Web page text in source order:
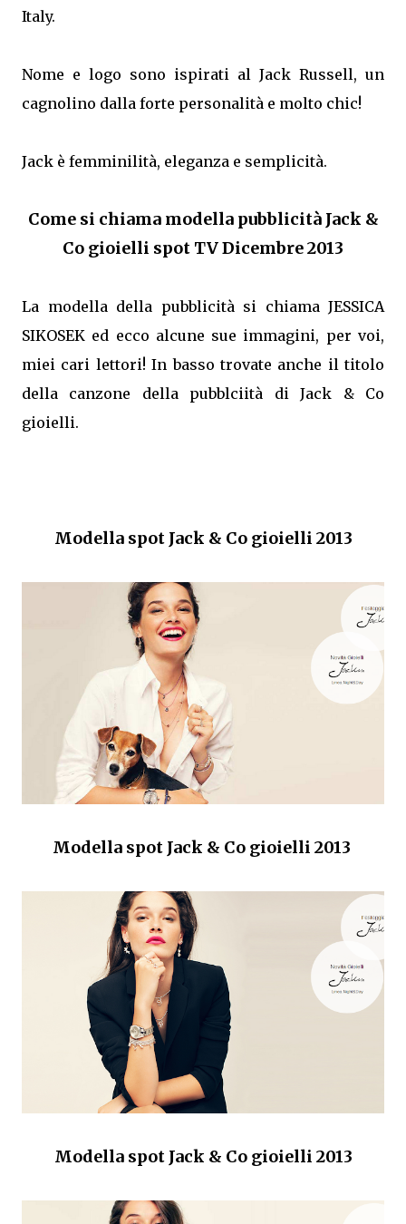
Italy.
Nome e logo sono ispirati al Jack Russell, un
cagnolino dalla forte personalità e molto chic!
Jack è femminilità, eleganza e semplicità.
Come si chiama modella pubblicità Jack &
Co gioielli spot TV Dicembre 2013
La modella della pubblicità si chiama JESSICA
SIKOSEK ed ecco alcune sue immagini, per voi,
miei cari lettori! In basso trovate anche il titolo
della canzone della pubblciità di Jack & Co
gioielli.
Modella spot Jack & Co gioielli 2013
Modella spot Jack & Co gioielli 2013
Modella spot Jack & Co gioielli 2013